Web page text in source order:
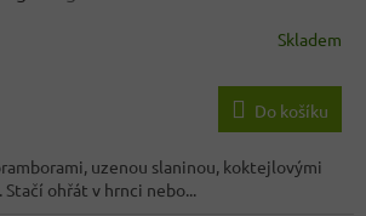
Skladem
Do košíku
uzenou slaninou, koktejlovými
ohřát v hrnci nebo...